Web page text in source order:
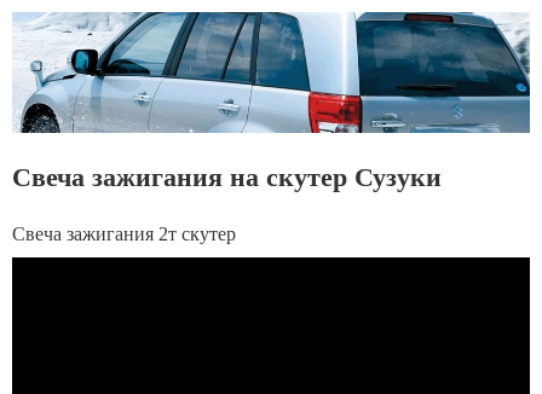
Свеча зажигания на скутер Сузуки
Свеча зажигания 2т скутер